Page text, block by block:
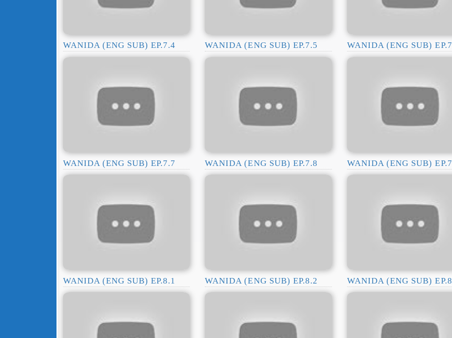
WANIDA (ENG SUB) EP.7.4 WANIDA (ENG SUB) EP.7.5 WANIDA (ENG SUB)
WANIDA (ENG SUB) EP.7.7 WANIDA (ENG SUB) EP.7.8 WANIDA (ENG SUB)
WANIDA (ENG SUB) EP.8.1 WANIDA (ENG SUB) EP.8.2 WANIDA (ENG SUB)